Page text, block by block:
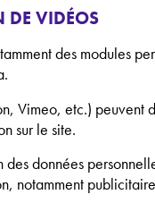
DE VIDÉOS
des modules
Vimeo, etc.) peuvent
sur le site.
données
notamment